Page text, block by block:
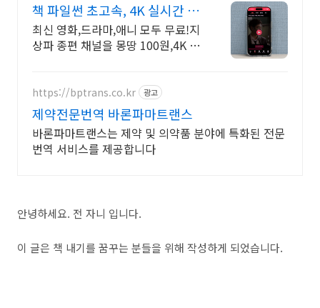
책 파일썬 초고속, 4K 실시간 보
기!
최신 영화,드라마,애니 모두 무료!지
상파 종편 채널을 몽땅 100원,4K 스
https://bptrans.co.kr 광고
제약전문번역 바론파마트랜스
바론파마트랜스는 제약 및 의약품 분야에 특화된 전문
번역 서비스를 제공합니다
안녕하세요. 전 자니 입니다.
이 글은 책 내기를 꿈꾸는 분들을 위해 작성하게 되었습니다.